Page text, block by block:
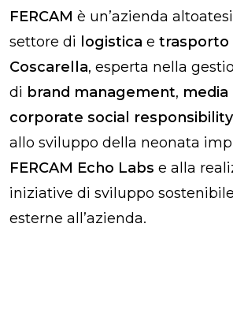
FERCAM è un’azienda
settore di
logistica e trasporto
Coscarella, esperta nella
di brand management,
corporate social responsibility
allo sviluppo della neonata
FERCAM Echo Labs e alla
iniziative di sviluppo
esterne all’azienda.